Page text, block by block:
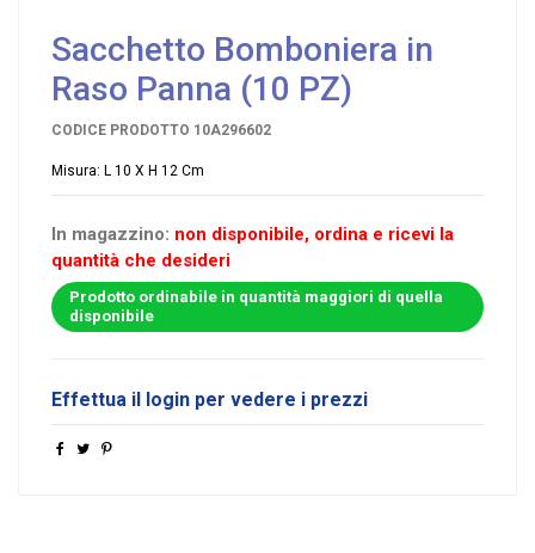
Sacchetto Bomboniera in
Raso Panna (10 PZ)
CODICE PRODOTTO 10A296602
Misura: L 10 X H 12 Cm
In magazzino: non disponibile, ordina e ricevi la
quantità che desideri
Prodotto ordinabile in quantità maggiori di quella
disponibile
Effettua il login per vedere i prezzi